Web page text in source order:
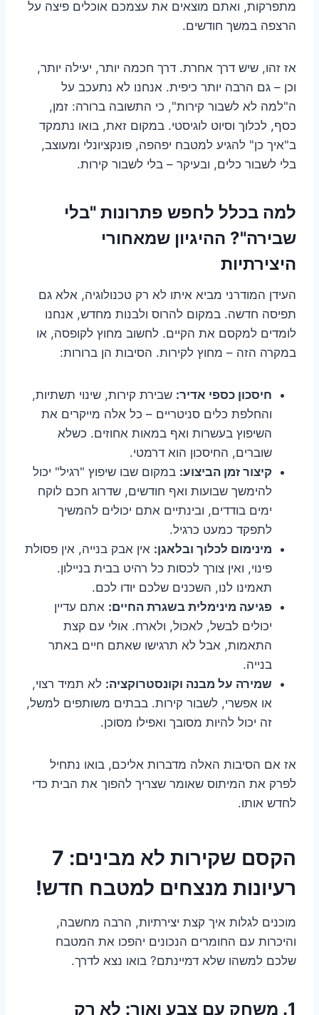
מתפרקות, ואתם מוצאים את עצמכם אוכלים פיצה על
הרצפה במשך חודשים.
אז זהו, שיש דרך אחרת. דרך חכמה יותר, יעילה יותר,
וכן – גם הרבה יותר כיפית. אנחנו לא נתעכב על
ה"למה לא לשבור קירות", כי התשובה ברורה: זמן,
כסף, לכלוך וסיוט לוגיסטי. במקום זאת, בואו נתמקד
ב"איך כן" להגיע למטבח יפהפה, פונקציונלי ומעוצב,
בלי לשבור כלים, ובעיקר – בלי לשבור קירות.
למה בכלל לחפש פתרונות "בלי
שבירה"? ההיגיון שמאחורי
היצירתיות
העידן המודרני מביא איתו לא רק טכנולוגיה, אלא גם
תפיסה חדשה. במקום להרוס ולבנות מחדש, אנחנו
לומדים למקסם את הקיים. לחשוב מחוץ לקופסה, או
במקרה הזה – מחוץ לקירות. הסיבות הן ברורות:
חיסכון כספי אדיר: שבירת קירות, שינוי תשתיות,
והחלפת כלים סניטריים – כל אלה מייקרים את
השיפוץ בעשרות ואף במאות אחוזים. כשלא
שוברים, החיסכון הוא דרמטי.
קיצור זמן הביצוע: במקום שבו שיפוץ "רגיל" יכול
להימשך שבועות ואף חודשים, שדרוג חכם לוקח
ימים בודדים, ובינתיים אתם יכולים להמשיך
לתפקד כמעט כרגיל.
מינימום לכלוך ובלאגן: אין אבק בנייה, אין פסולת
פינוי, ואין צורך לכסות כל רהיט בבית בניילון.
תאמינו לנו, השכנים שלכם יודו לכם.
פגיעה מינימלית בשגרת החיים: אתם עדיין
יכולים לבשל, לאכול, ולארח. אולי עם קצת
התאמות, אבל לא תרגישו שאתם חיים באתר
בנייה.
שמירה על מבנה וקונסטרוקציה: לא תמיד רצוי,
או אפשרי, לשבור קירות. בבתים משותפים למשל,
זה יכול להיות מסובך ואפילו מסוכן.
אז אם הסיבות האלה מדברות אליכם, בואו נתחיל
לפרק את המיתוס שאומר שצריך להפוך את הבית כדי
לחדש אותו.
הקסם שקירות לא מבינים: 7
רעיונות מנצחים למטבח חדש!
מוכנים לגלות איך קצת יצירתיות, הרבה מחשבה,
והיכרות עם החומרים הנכונים יהפכו את המטבח
שלכם למשהו שלא דמיינתם? בואו נצא לדרך.
1. משחק עם צבע ואור: לא רק